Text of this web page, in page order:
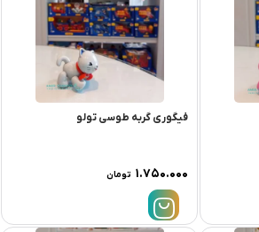
فیگوری گربه طوسی تولو
۱.۷۵۰.۰۰۰ تومان